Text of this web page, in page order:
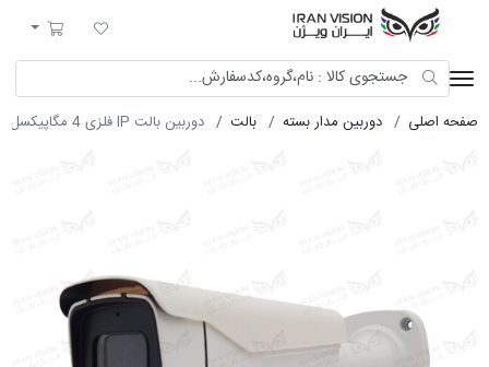
لیست مورد علاقه
سبد خرید
صفحه اصلی دوربین مدار بسته بالت دوربین بالت IP فلزی 4 مگاپیکسل POE با لنز 3.6 استارلایت شب رنگی میکروفون داخلی